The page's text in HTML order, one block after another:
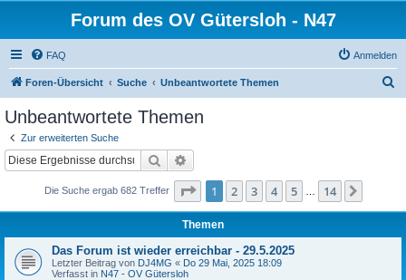
Forum des OV Gütersloh - N47
FAQ Anmelden
Foren-Übersicht Suche Unbeantwortete Themen
Unbeantwortete Themen
Zur erweiterten Suche
Suche
Die Suche ergab 682 Treffer Seite 1von 14
1 2 3 4 5 14
Themen
Das Forum ist wieder erreichbar - 29.5.2025
Letzter Beitrag von DJ4MG « Do 29 Mai, 2025 18:09
Verfasst in N47 - OV Gütersloh